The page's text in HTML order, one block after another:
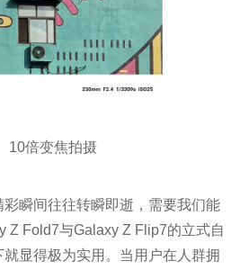
10倍变焦拍摄
彩瞬间往往转瞬即逝，需要我们能
Z Fold7与Galaxy Z Flip7的立式自
显得极为实用。当用户在人群拥